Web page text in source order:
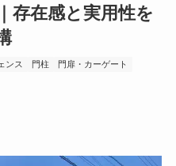
存在感と実用性を
ンス 門柱
門扉・カーゲート